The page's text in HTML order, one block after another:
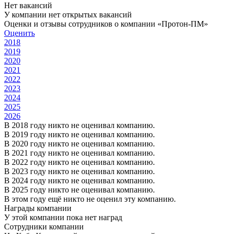
Нет вакансий
У компании нет открытых вакансий
Оценки и отзывы сотрудников о компании «Протон-ПМ»
Оценить
2018
2019
2020
2021
2022
2023
2024
2025
2026
В 2018 году никто не оценивал компанию.
В 2019 году никто не оценивал компанию.
В 2020 году никто не оценивал компанию.
В 2021 году никто не оценивал компанию.
В 2022 году никто не оценивал компанию.
В 2023 году никто не оценивал компанию.
В 2024 году никто не оценивал компанию.
В 2025 году никто не оценивал компанию.
В этом году ещё никто не оценил эту компанию.
Награды компании
У этой компании пока нет наград
Сотрудники компании